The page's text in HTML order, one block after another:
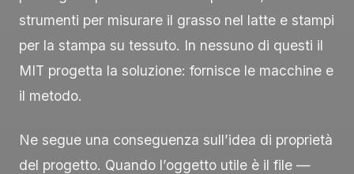
strumenti per misurare il grasso nel latte e stampi
per la stampa su tessuto. In nessuno di questi il
MIT progetta la soluzione: fornisce le macchine e
il metodo.
Ne segue una conseguenza sull’idea di proprietà
del progetto. Quando l’oggetto utile è il file —